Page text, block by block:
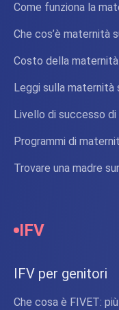
Come funziona la
Che cos’è maternità
Costo della
Leggi sulla maternità
Livello di successo di
Programmi di
Trovare una madre
IFV
IFV per genitori
Che cosa è FIVET: